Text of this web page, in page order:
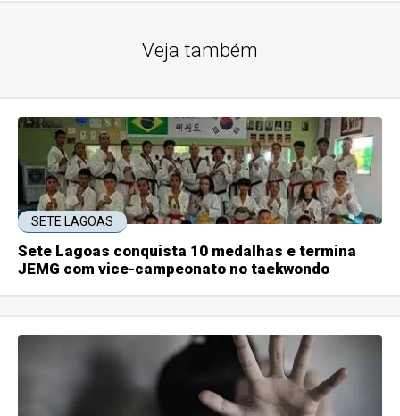
Veja também
SETE LAGOAS
Sete Lagoas conquista 10 medalhas e termina
JEMG com vice-campeonato no taekwondo